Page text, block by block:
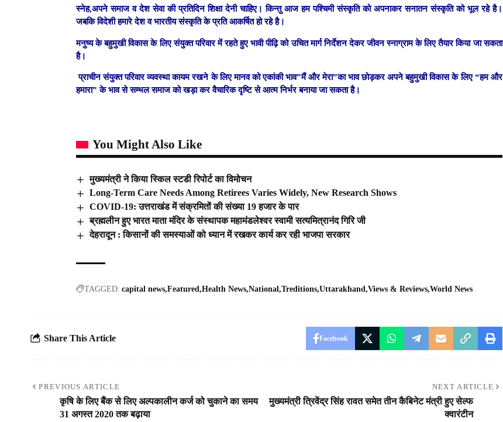
स्नेह,अपने समाज व देश सेवा की प्रतिदिन शिक्षा देनी चाहिए। किन्तु आज हम पश्चिमी संस्कृति को अपनाकर सनातन संस्कृति को भूल रहे है।
जबकि विदेशी हमारे देश व भारतीय संस्कृति के प्रति आकर्षित हो रहे है।
मनुष्य के बहुमुखी विकास के लिए संयुक्त परिवार में रहते हुए भावी पीढ़ि को उचित मार्ग निर्देशन देकर जीवन स्नाग्राम के लिए तैयार किया जा सकता
है।
प्राचीन संयुक्त परिवार व्यवस्था कायम रखने के लिए मानव को एकांकी भाव”मैं और मेरा”का भाव छोड़कर अपने बहुमुखी विकास के लिए “हम और
हमारा” के भाव से सम्भल समाज को खड़ा कर वैचारिक दृष्टि से आत्म निर्भर बनाया जा सकता है।
You Might Also Like
मुख्यमंत्री ने किया स्किल स्टडी रिपोर्ट का विमोचन
Long-Term Care Needs Among Retirees Varies Widely, New Research Shows
COVID-19: उत्तराखंड में संक्रमितों की संख्या 19 हजार के पार
ब्रह्मलीन हुए भारत माता मंदिर के संस्थापक महामंडलेश्वर स्वामी सत्यमित्रानंद गिरि जी
देहरादून : किसानों की समस्याओं को ध्यान में रखकर कार्य कर रही भाजपा सरकार
TAGGED: capital news Featured Health News National Treditions Uttarakhand Views & Reviews World News
Share This Article Facebook
PREVIOUS ARTICLE
कृषि के लिए बैंक से लिए अल्‍पकालीन कर्ज को चुकाने का समय
31 अगस्त 2020 तक बढ़ाया
NEXT ARTICLE
मुख्यमंत्री त्रिवेंद्र सिंह रावत समेत तीन कैबिनेट मंत्री हुए सेल्फ
क्वारंटीन